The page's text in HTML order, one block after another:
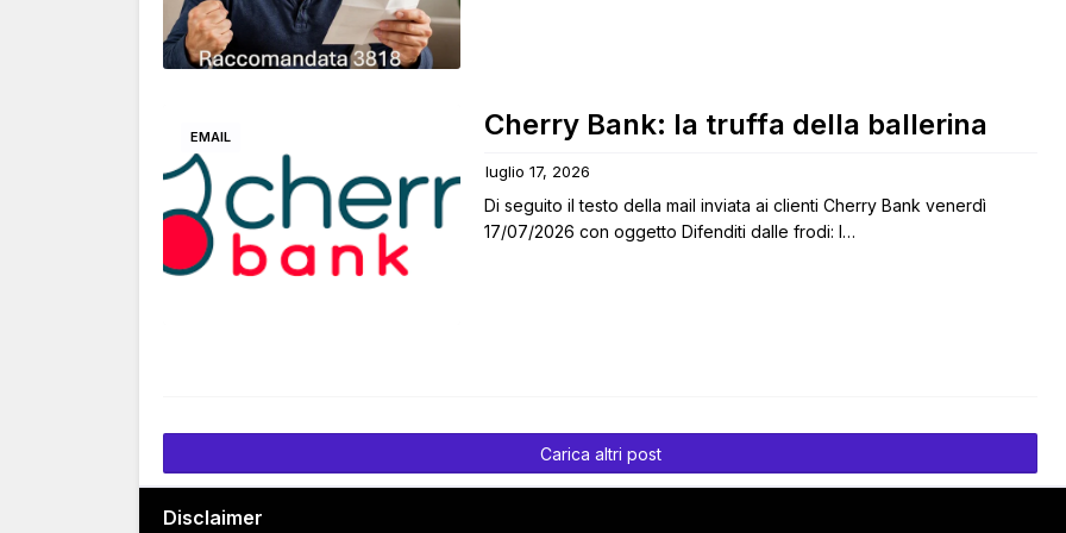
EMAIL Cherry Bank: la truffa della ballerina
luglio 17, 2026
Di seguito il testo della mail inviata ai clienti Cherry Bank venerdì
17/07/2026 con oggetto Difenditi dalle frodi: l…
Carica altri post
Disclaimer